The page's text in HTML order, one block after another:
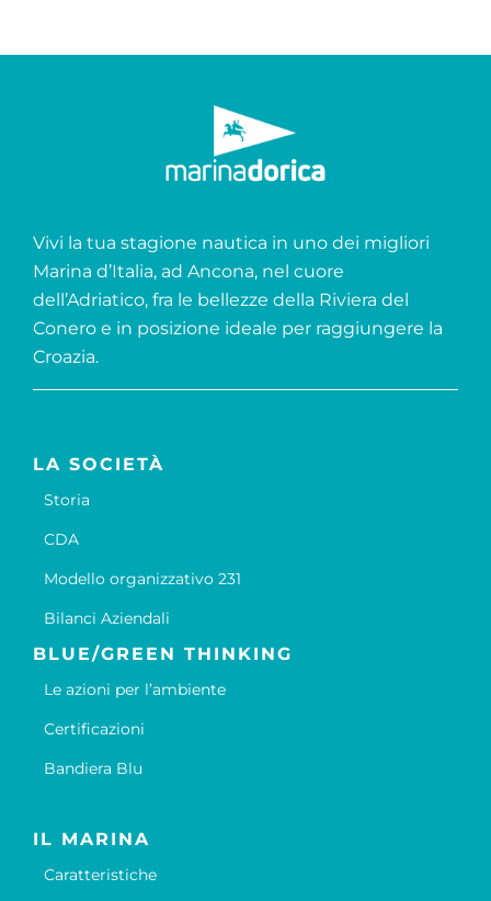
Vivi la tua stagione nautica in uno dei migliori
Marina d’Italia, ad Ancona, nel cuore
dell’Adriatico, fra le bellezze della Riviera del
Conero e in posizione ideale per raggiungere la
Croazia.
LA SOCIETÀ
Storia
CDA
Modello organizzativo 231
Bilanci Aziendali
BLUE/GREEN THINKING
Le azioni per l’ambiente
Certificazioni
Bandiera Blu
IL MARINA
Caratteristiche